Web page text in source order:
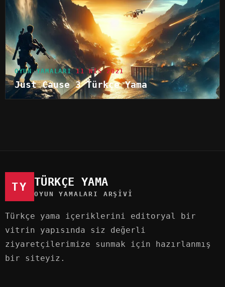
OYUN YAMALARI 11 NIS 2021
Just Cause 3 Türkçe Yama
TY TÜRKÇE YAMA
OYUN YAMALARI ARŞIVI
Türkçe yama içeriklerini editoryal bir
vitrin yapısında siz değerli
ziyaretçilerimize sunmak için hazırlanmış
bir siteyiz.